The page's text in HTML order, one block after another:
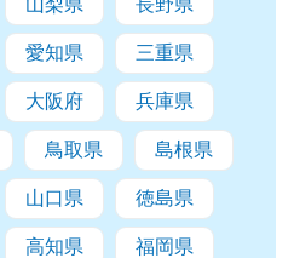
山梨県 長野県
愛知県 三重県
大阪府 兵庫県
鳥取県 島根県
山口県 徳島県
高知県 福岡県